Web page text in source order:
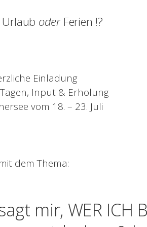
oder Ferien !?
Einladung
Input & Erholung
vom 18. – 23. Juli
mit dem Thema:
mir, WER ICH